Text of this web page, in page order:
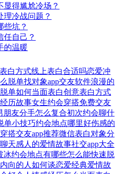
显得尴尬冷场？
理冷战问题？
些坑？
任自己？
的温暖
白方式线上表白合适吗恋爱冲
脱单找对象app交友软件浪漫的
单如何当面表白创意表白方式
历故事女生约会穿搭免费交友
朋友分手怎么复合初次约会聊什
单小技巧约会地点哪里好伤感的
搭交友app推荐微信表白对象分
天感人的爱情故事社交app大全
冰约会地点有哪些怎么能快速脱
内向的人如何谈恋爱经典爱情故